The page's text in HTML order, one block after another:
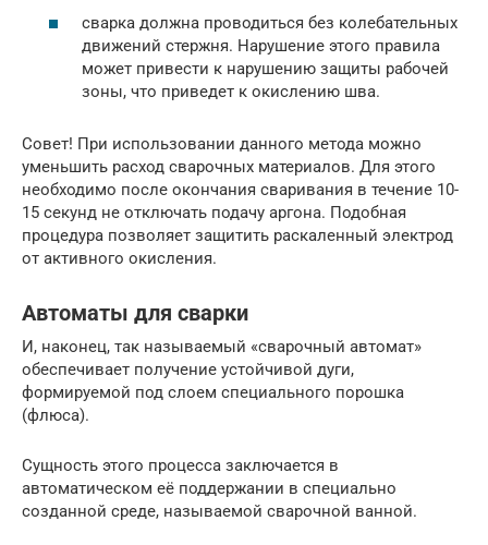
сварка должна проводиться без колебательных
движений стержня. Нарушение этого правила
может привести к нарушению защиты рабочей
зоны, что приведет к окислению шва.
Совет! При использовании данного метода можно
уменьшить расход сварочных материалов. Для этого
необходимо после окончания сваривания в течение 10-
15 секунд не отключать подачу аргона. Подобная
процедура позволяет защитить раскаленный электрод
от активного окисления.
Автоматы для сварки
И, наконец, так называемый «сварочный автомат»
обеспечивает получение устойчивой дуги,
формируемой под слоем специального порошка
(флюса).
Сущность этого процесса заключается в
автоматическом её поддержании в специально
созданной среде, называемой сварочной ванной.